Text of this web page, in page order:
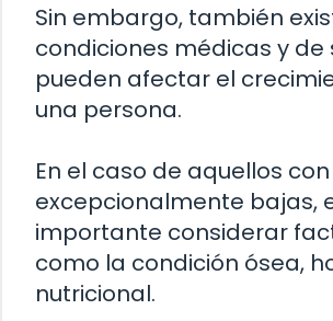
Sin embargo, también
condiciones médicas y de
pueden afectar el
una persona.
En el caso de aquellos
excepcionalmente bajas,
importante considerar
como la condición ósea,
nutricional.